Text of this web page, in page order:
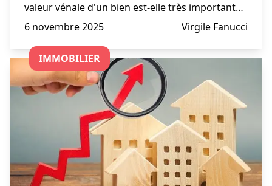
valeur vénale d'un bien est-elle très importante
à connaître ? La valeur vénale désigne le prix
estimé d'un bien au moment où il est mis en
vente. Dan
6 novembre 2025 Virgile Fanucci
IMMOBILIER